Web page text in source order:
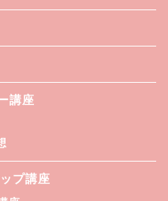
講座
プ講座